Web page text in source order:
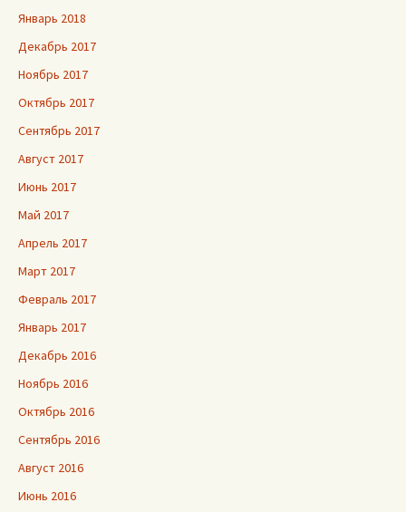
Январь 2018
Декабрь 2017
Ноябрь 2017
Октябрь 2017
Сентябрь 2017
Август 2017
Июнь 2017
Май 2017
Апрель 2017
Март 2017
Февраль 2017
Январь 2017
Декабрь 2016
Ноябрь 2016
Октябрь 2016
Сентябрь 2016
Август 2016
Июнь 2016